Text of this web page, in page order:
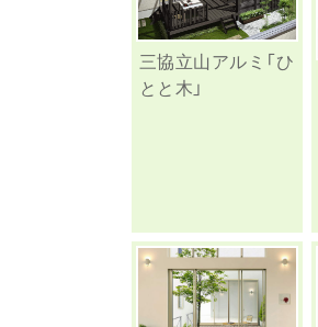
三協立山アルミ「ひ
とと木」